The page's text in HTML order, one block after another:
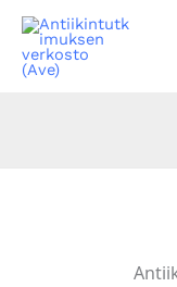
Siirry
sisältöön